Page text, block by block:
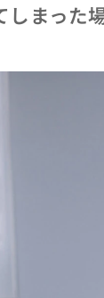
しまった